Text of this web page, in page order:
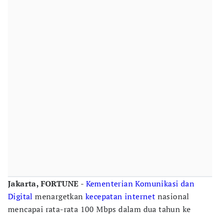
Jakarta, FORTUNE - Kementerian Komunikasi dan
Digital menargetkankecepatan internet nasional
mencapai rata-rata 100 Mbps dalam dua tahun ke